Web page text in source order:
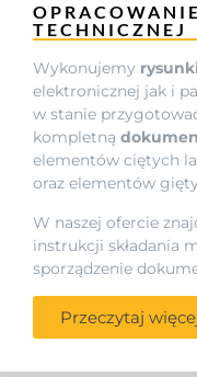
TECHNICZNEJ
Wykonujemy
elektronicznej jak i
w stanie
kompletną
elementów ciętych
oraz elementów
W naszej ofercie
instrukcji składania
sporządzenie
Przeczytaj